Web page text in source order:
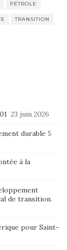
PÉTROLE
TRANSITION
23 juin 2026
durable 5
à la
de transition.
pour Saint-